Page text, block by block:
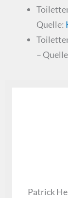
Quelle:
–
Patrick